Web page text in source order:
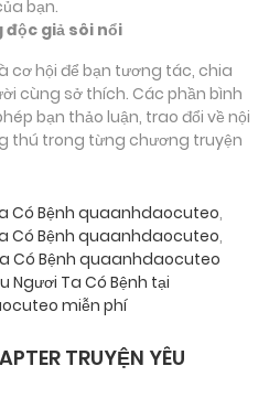
bạn.
độc giả sôi nổi
cơ hội để bạn tương tác, chia
cùng sở thích. Các phần bình
bạn thảo luận, trao đổi về nội
thú trong từng chương truyện
Có Bệnh quaanhdaocuteo,
Có Bệnh quaanhdaocuteo,
Có Bệnh quaanhdaocuteo
Ngươi Ta Có Bệnh tại
miễn phí
TRUYỆN YÊU